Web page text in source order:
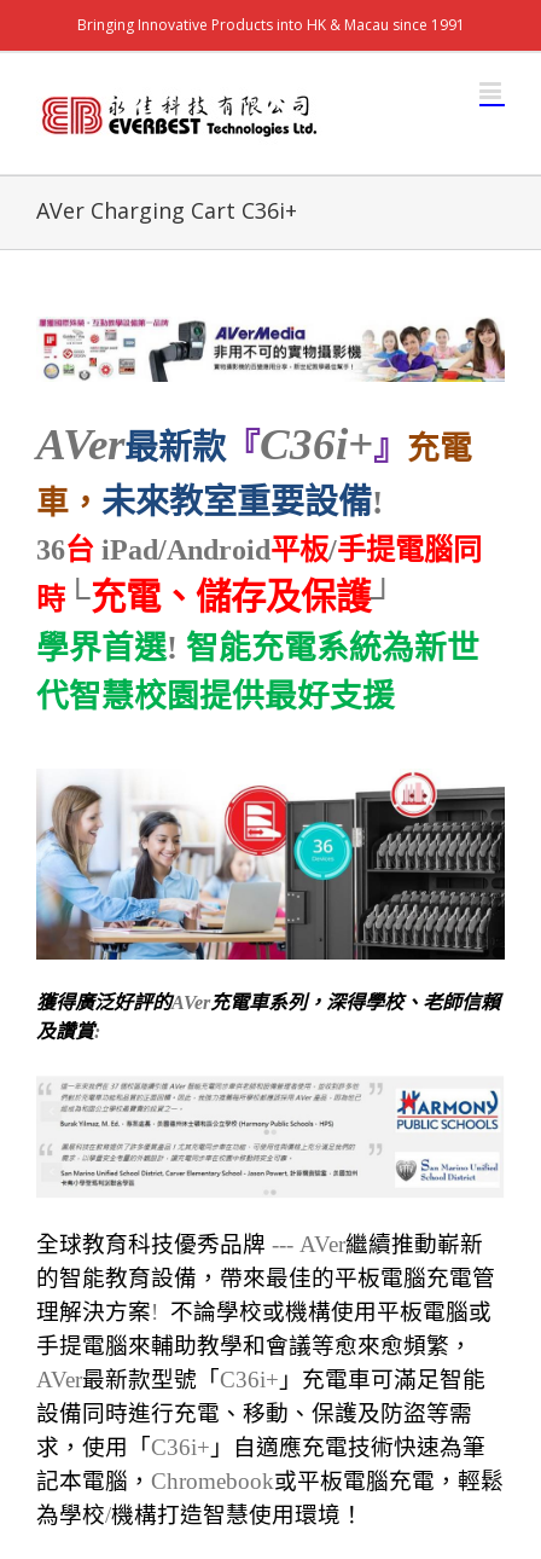
Bringing Innovative Products into HK & Macau since 1991
AVer Charging Cart C36i+
AVer最新款 『C36i+』 充電
車， 未來教室重要設備!
36台 iPad/Android平板/手提電腦同
時 └充電、儲存及保護┘
學界首選! 智能充電系統為新世
代智慧校園提供最好支援
獲得廣泛好評的AVer充電車系列，深得學校、老師信賴
及讚賞:
全球教育科技優秀品牌 --- AVer繼續推動嶄新
的智能教育設備，帶來最佳的平板電腦充電管
理解決方案! 不論學校或機構使用平板電腦或
手提電腦來輔助教學和會議等愈來愈頻繁，
AVer最新款型號 「 C36i+ 」充電車可滿足智能
設備同時進行充電、移動、保護及防盜等需
求，使用「 C36i+ 」自適應充電技術快速為筆
記本電腦， Chromebook或平板電腦充電，輕鬆
為學校/機構打造智慧使用環境！